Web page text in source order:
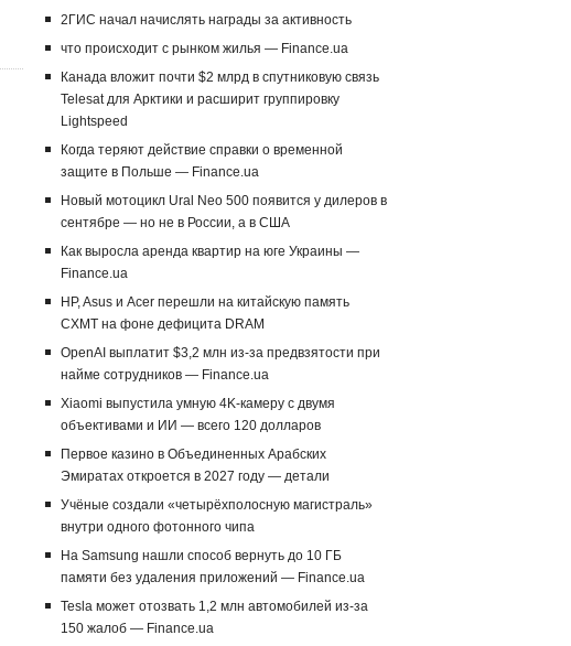
2ГИС начал начислять награды за активность
что происходит с рынком жилья — Finance.ua
Канада вложит почти $2 млрд в спутниковую связь
Telesat для Арктики и расширит группировку
Lightspeed
Когда теряют действие справки о временной
защите в Польше — Finance.ua
Новый мотоцикл Ural Neo 500 появится у дилеров в
сентябре — но не в России, а в США
Как выросла аренда квартир на юге Украины —
Finance.ua
HP, Asus и Acer перешли на китайскую память
CXMT на фоне дефицита DRAM
OpenAI выплатит $3,2 млн из-за предвзятости при
найме сотрудников — Finance.ua
Xiaomi выпустила умную 4K-камеру с двумя
объективами и ИИ — всего 120 долларов
Первое казино в Объединенных Арабских
Эмиратах откроется в 2027 году — детали
Учёные создали «четырёхполосную магистраль»
внутри одного фотонного чипа
На Samsung нашли способ вернуть до 10 ГБ
памяти без удаления приложений — Finance.ua
Tesla может отозвать 1,2 млн автомобилей из-за
150 жалоб — Finance.ua